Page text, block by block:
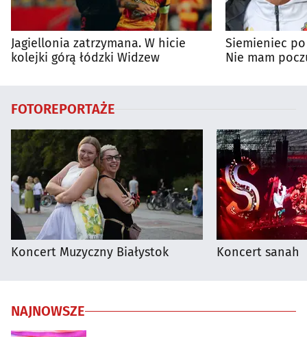
Jagiellonia zatrzymana. W hicie
kolejki górą łódzki Widzew
Siemieniec
Nie mam
FOTOREPORTAŻE
Koncert Muzyczny Białystok Koncert sanah
NAJNOWSZE